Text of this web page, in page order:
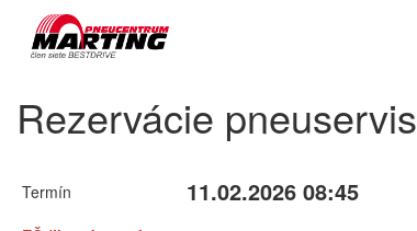
Rezervácie pneuservis
Termín 11.02.2026 08:45